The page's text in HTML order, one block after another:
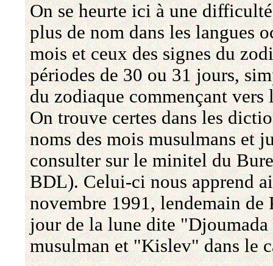
On se heurte ici à une
plus de nom dans les langues
mois et ceux des signes du
périodes de 30 ou 31 jours,
du zodiaque commençant
On trouve certes dans les
noms des mois musulmans et
consulter sur le minitel du
BDL). Celui-ci nous apprend
novembre 1991, lendemain de
jour de la lune dite
musulman et "Kislev" dans le